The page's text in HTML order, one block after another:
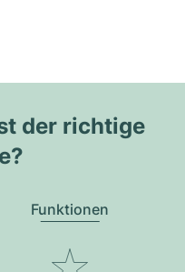
der richtige
Funktionen